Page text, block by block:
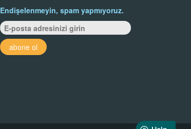
Endişelenmeyin, spam yapmıyoruz.
abone ol